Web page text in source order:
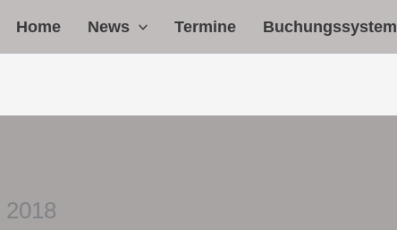
Home News Termine Buchungssystem